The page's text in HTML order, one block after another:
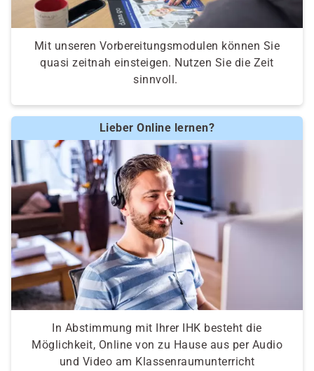
Mit unseren Vorbereitungsmodulen können Sie
quasi zeitnah einsteigen. Nutzen Sie die Zeit
sinnvoll.
Lieber Online lernen?
In Abstimmung mit Ihrer IHK besteht die
Möglichkeit, Online von zu Hause aus per Audio
und Video am Klassenraumunterricht